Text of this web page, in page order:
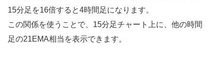
15分足を16倍すると4時間足になります。
この関係を使うことで、15分足チャート上に、他の時間
足の21EMA相当を表示できます。